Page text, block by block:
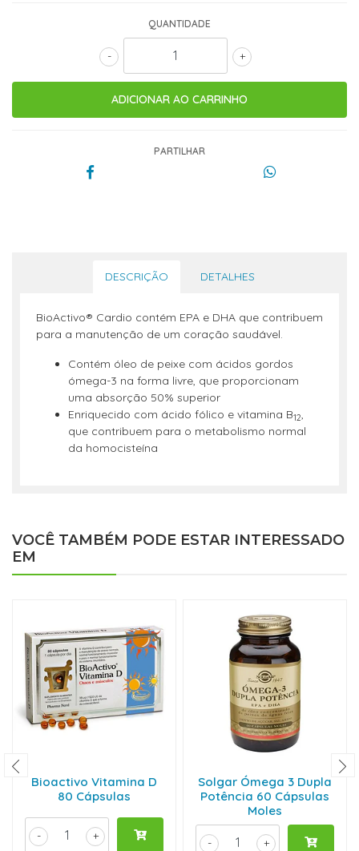
QUANTIDADE
+
-
PARTILHAR
DESCRIÇÃO DETALHES
BioActivo® Cardio contém EPA e DHA que contribuem
para a manutenção de um coração saudável.
Contém óleo de peixe com ácidos gordos
ómega-3 na forma livre, que proporcionam
uma absorção 50% superior
Enriquecido com ácido fólico e vitamina B12,
que contribuem para o metabolismo normal
da homocisteína
VOCÊ TAMBÉM PODE ESTAR INTERESSADO
EM
Bioactivo Vitamina D
80 Cápsulas
+
-
Solgar Ómega 3 Dupla
Potência 60 Cápsulas
Moles
+
-